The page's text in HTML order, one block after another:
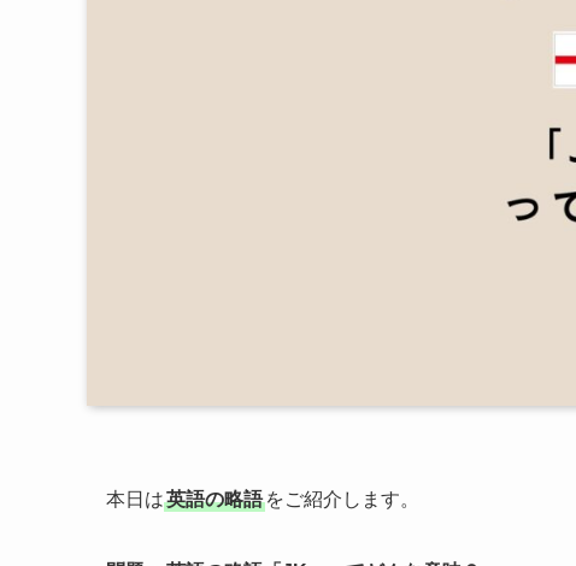
本日は英語の略語 をご紹介します。